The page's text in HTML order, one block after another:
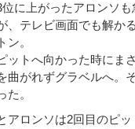
に上がったアロンソ
、テレビ画面でも解か
ン。
ットへ向かった時にま
曲がれずグラベルへ。
。
アロンソは2回目のピ